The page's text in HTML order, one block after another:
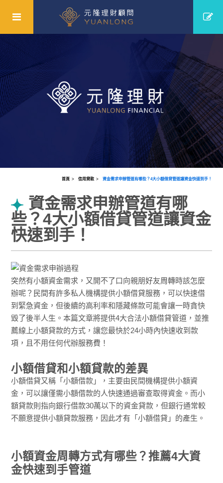
首頁 信用貸款 資金需求申辦管道有哪些？4大小額借貸管道讓資金快速到手！
資金需求申辦管道有哪
些？4大小額借貸管道讓資金
快速到手！
突然有小額資金需求，又開不了口向親朋好友周轉時該怎麼
辦呢？民間有許多私人機構提供小額借貸服務，可以快速借
到緊急資金，但後續的高利率和隱藏條款可能會讓一時貪快
毀了後半人生。本篇文章將提供4大合法小額借貸管道，並推
薦線上小額貸款的方式，讓您最快於24小時內快速收到款
項，且不用任何代辦服務費！
小額借貸和小額貸款的差異
小額借貸又稱「小額借款」，主要由民間機構提供小額資
金，可以讓僅需小額借款的人快速通過審查取得資金。而小
額貸款則指向銀行借款30萬以下的資金貸款，但銀行通常較
不願意提供小額貸款服務，因此才有「小額借貸」的產生。
小額資金周轉方式有哪些？推薦4大資
金快速到手管道